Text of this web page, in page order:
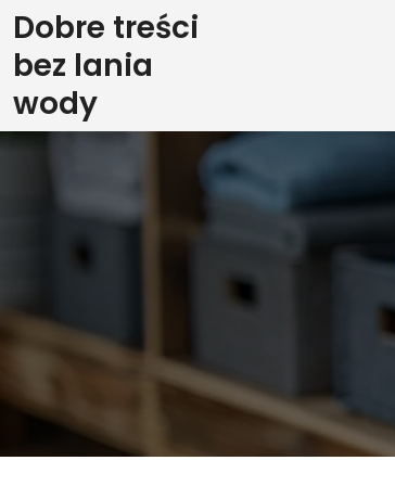
Skip
to
content
Dobre treści
bez lania
wody